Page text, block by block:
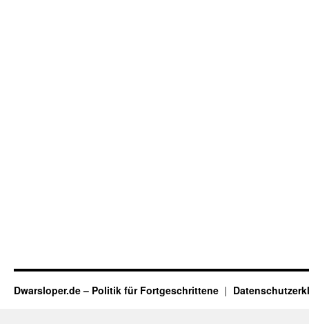
Dwarsloper.de – Politik für Fortgeschrittene